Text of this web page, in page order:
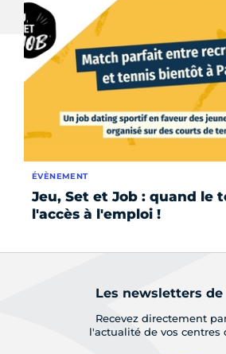
Jeu, Set et Job : quand le
l'accès à l'emploi !
ÉVÈNEMENT
Les newsletters de
Recevez directement
l'actualité de vos centres